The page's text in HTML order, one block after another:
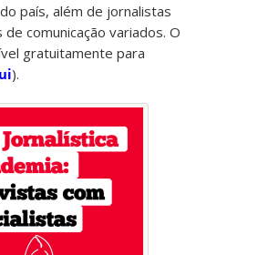
país, além de jornalistas
comunicação variados. O
gratuitamente para
).